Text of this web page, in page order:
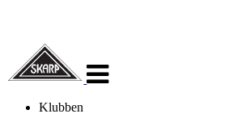
navigasjon
Klubben